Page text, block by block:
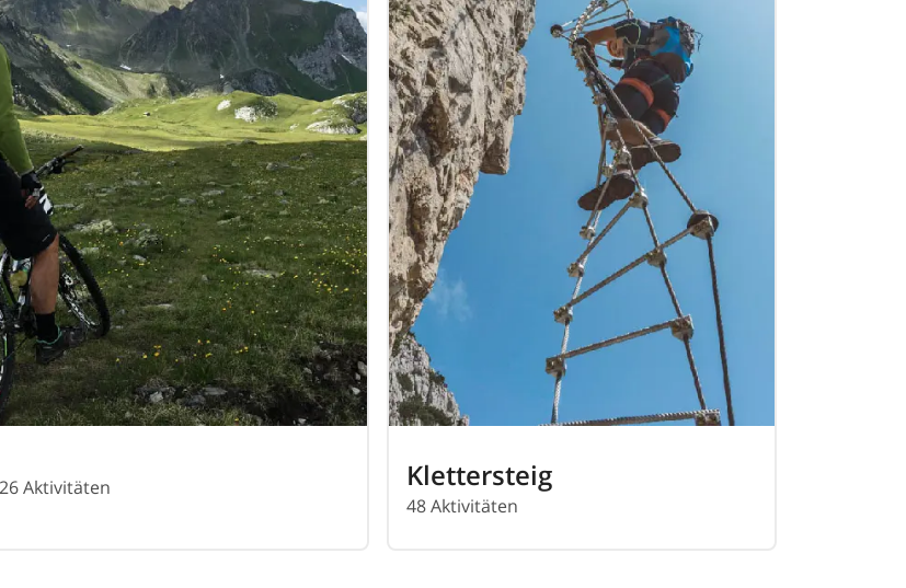
26 Aktivitäten Klettersteig
48 Aktivitäten